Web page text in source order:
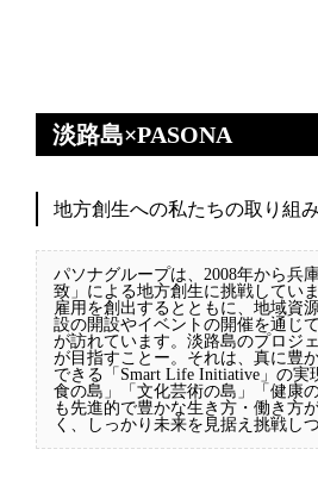
淡路島×PASONA
地方創生への私たちの取り組み
パソナグループは、2008年から兵
致」による地方創生に挑戦してい
雇用を創出するとともに、地域資
設の開設やイベントの開催を通じ
が訪れています。淡路島のプロジ
が目指すことー。それは、真に豊
できる「Smart Life Initiative」の実
食の島」「文化芸術の島」「健康
も先進的で豊かな生き方・働き方
く、しっかり未来を見据え挑戦し